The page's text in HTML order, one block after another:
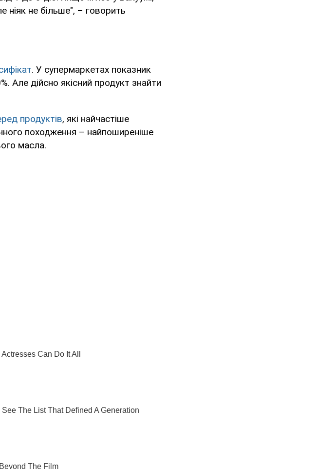
ніяк не більше", – говорить
. У супермаркетах показник
Але дійсно якісний продукт знайти
продуктів, які найчастіше
походження – найпоширеніше
масла.